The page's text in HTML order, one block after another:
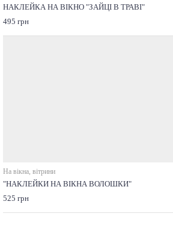
НАКЛЕЙКА НА ВІКНО "ЗАЙЦІ В ТРАВІ"
495 грн
На вікна, вітрини
"НАКЛЕЙКИ НА ВІКНА ВОЛОШКИ"
525 грн